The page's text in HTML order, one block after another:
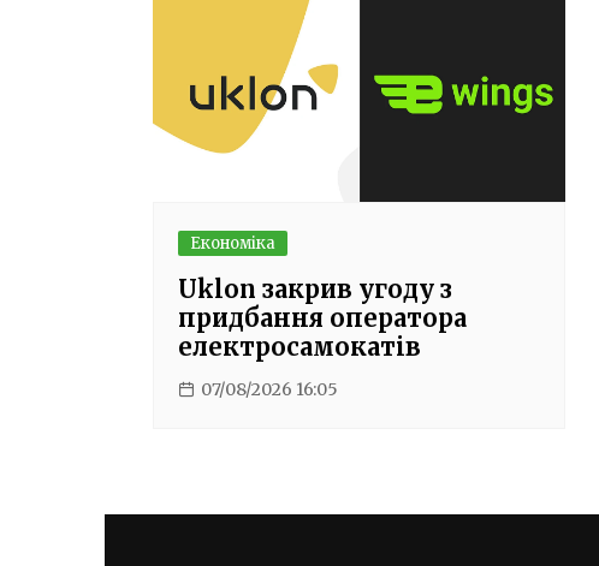
Економіка
Uklon закрив угоду з
придбання оператора
електросамокатів
07/08/2026 16:05